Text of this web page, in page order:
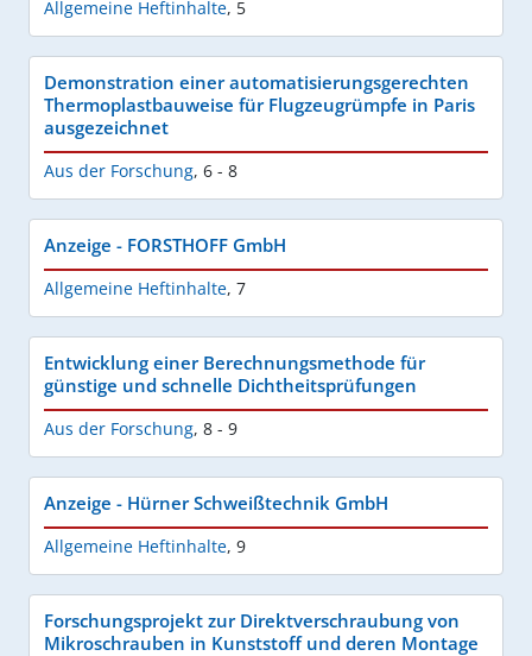
Allgemeine Heftinhalte, 5
Demonstration einer automatisierungsgerechten
Thermoplastbauweise für Flugzeugrümpfe in Paris
ausgezeichnet
Aus der Forschung, 6 - 8
Anzeige - FORSTHOFF GmbH
Allgemeine Heftinhalte, 7
Entwicklung einer Berechnungsmethode für
günstige und schnelle Dichtheitsprüfungen
Aus der Forschung, 8 - 9
Anzeige - Hürner Schweißtechnik GmbH
Allgemeine Heftinhalte, 9
Forschungsprojekt zur Direktverschraubung von
Mikroschrauben in Kunststoff und deren Montage